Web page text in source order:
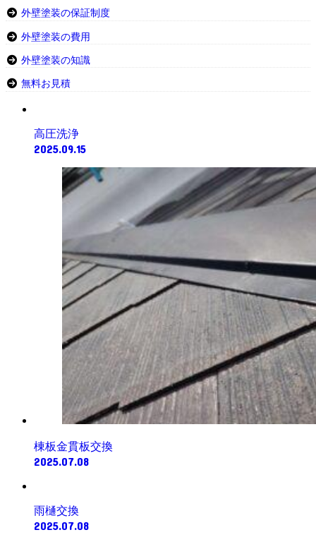
外壁塗装の保証制度
外壁塗装の費用
外壁塗装の知識
無料お見積
高圧洗浄
2025.09.15
棟板金貫板交換
2025.07.08
雨樋交換
2025.07.08